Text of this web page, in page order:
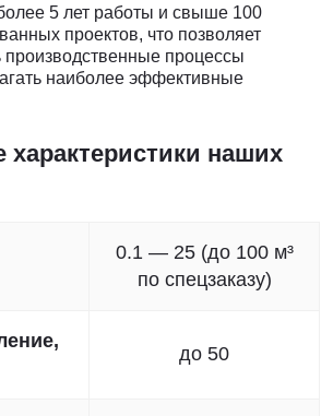
5 лет работы и свыше 100
проектов, что позволяет
производственные процессы
наиболее эффективные
характеристики наших
0.1 — 25 (до 100 м³
по спецзаказу)
до 50